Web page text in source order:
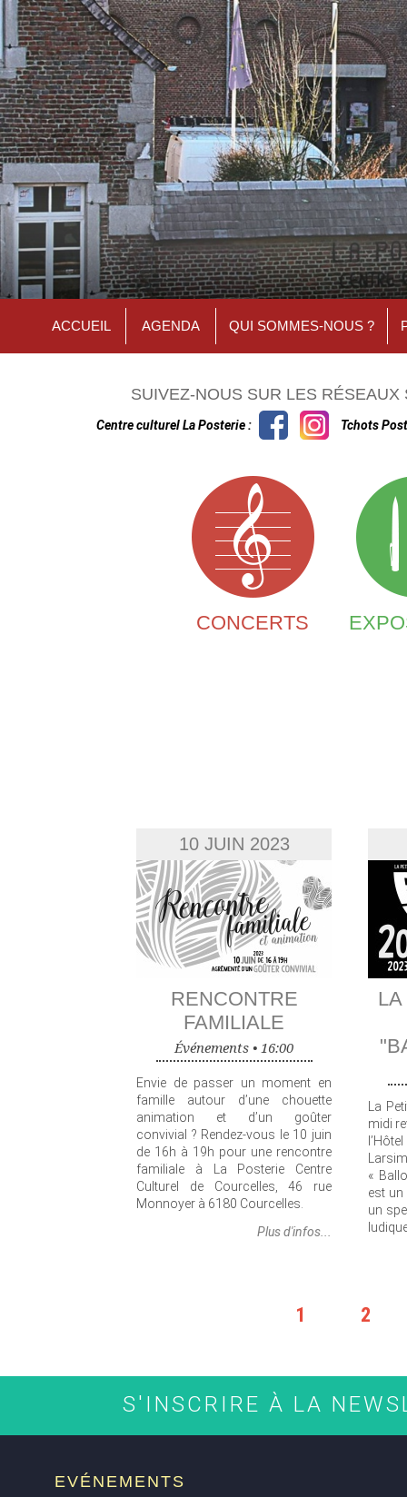
ACCUEIL AGENDA QUI SOMMES-NOUS ?
SUIVEZ-NOUS SUR LES RÉSEAUX
Centre culturel La Posterie : Tchots
CONCERTS
10 JUIN 2023
RENCONTRE
FAMILIALE
Événements • 16:00
Envie de passer un moment en
famille autour d’une chouette
animation et d’un goûter
convivial ? Rendez-vous le 10 juin
de 16h à 19h pour une rencontre
familiale à La Posterie Centre
Culturel de Courcelles, 46 rue
Monnoyer à 6180 Courcelles.
Plus d'infos...
La
midi
«
est un
un
1 2
S'INSCRIRE À LA
EVÉNEMENTS